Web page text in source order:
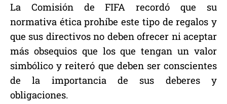
La Comisión de FIFA recordó que su
normativa ética prohíbe este tipo de regalos y
que sus directivos no deben ofrecer ni aceptar
más obsequios que los que tengan un valor
simbólico y reiteró que deben ser conscientes
de la importancia de sus deberes y
obligaciones.